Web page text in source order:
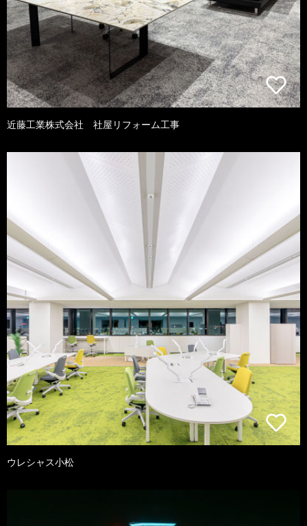
近藤工業株式会社 社屋リフォーム工事
ウレシャス小松